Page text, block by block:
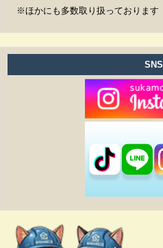
※ほかにも多数取り扱っております
SNS